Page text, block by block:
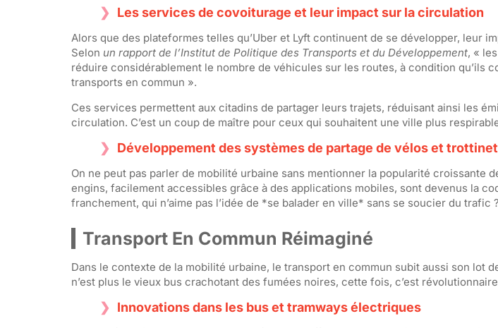
Les services de covoiturage et leur impact sur la circulation
Alors que des plateformes telles qu’Uber et Lyft continuent de se développer, leur
Selon un rapport de l’Institut de Politique des Transports et du Développement, «
réduire considérablement le nombre de véhicules sur les routes, à condition qu’ils
transports en commun ».
Ces services permettent aux citadins de partager leurs trajets, réduisant ainsi les
circulation. C’est un coup de maître pour ceux qui souhaitent une ville plus
Développement des systèmes de partage de vélos et
On ne peut pas parler de mobilité urbaine sans mentionner la popularité croissante
engins, facilement accessibles grâce à des applications mobiles, sont devenus la
franchement, qui n’aime pas l’idée de *se balader en ville* sans se soucier du trafic ?
Transport En Commun Réimaginé
Dans le contexte de la mobilité urbaine, le transport en commun subit aussi son lot
n’est plus le vieux bus crachotant des fumées noires, cette fois, c’est
Innovations dans les bus et tramways électriques